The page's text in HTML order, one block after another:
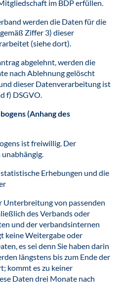
im BDP erfüllen.
werden die Daten für die
Ziffer 3) dieser
(siehe dort).
abgelehnt, werden die
nach Ablehnung gelöscht
dieser Datenverarbeitung ist
f) DSGVO.
(Anhang des
ist freiwillig. Der
Erhebungen und die
Unterbreitung von passenden
des Verbands oder
und der verbandsinternen
keine Weitergabe oder
es sei denn Sie haben darin
längstens bis zum Ende der
kommt es zu keiner
Daten drei Monate nach